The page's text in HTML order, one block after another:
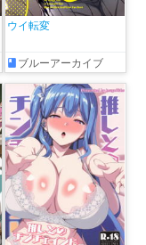
ウイ転変
ブルーアーカイブ